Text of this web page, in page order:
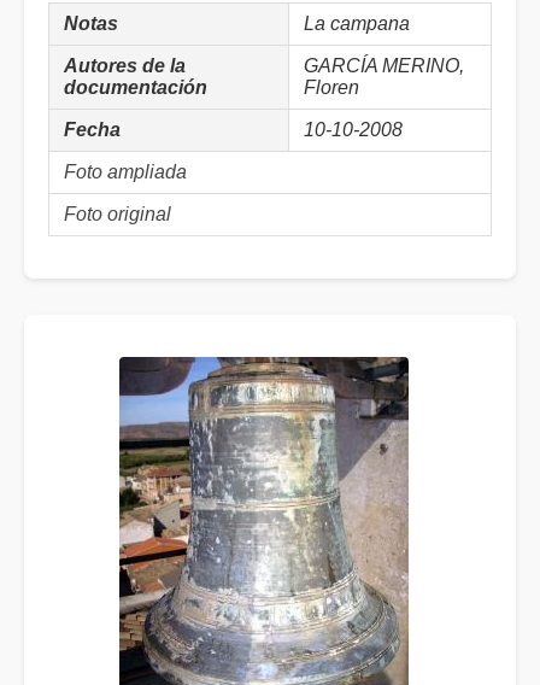
Notas La campana
Autores de la
documentación
GARCÍA MERINO,
Floren
Fecha 10-10-2008
Foto ampliada
Foto original